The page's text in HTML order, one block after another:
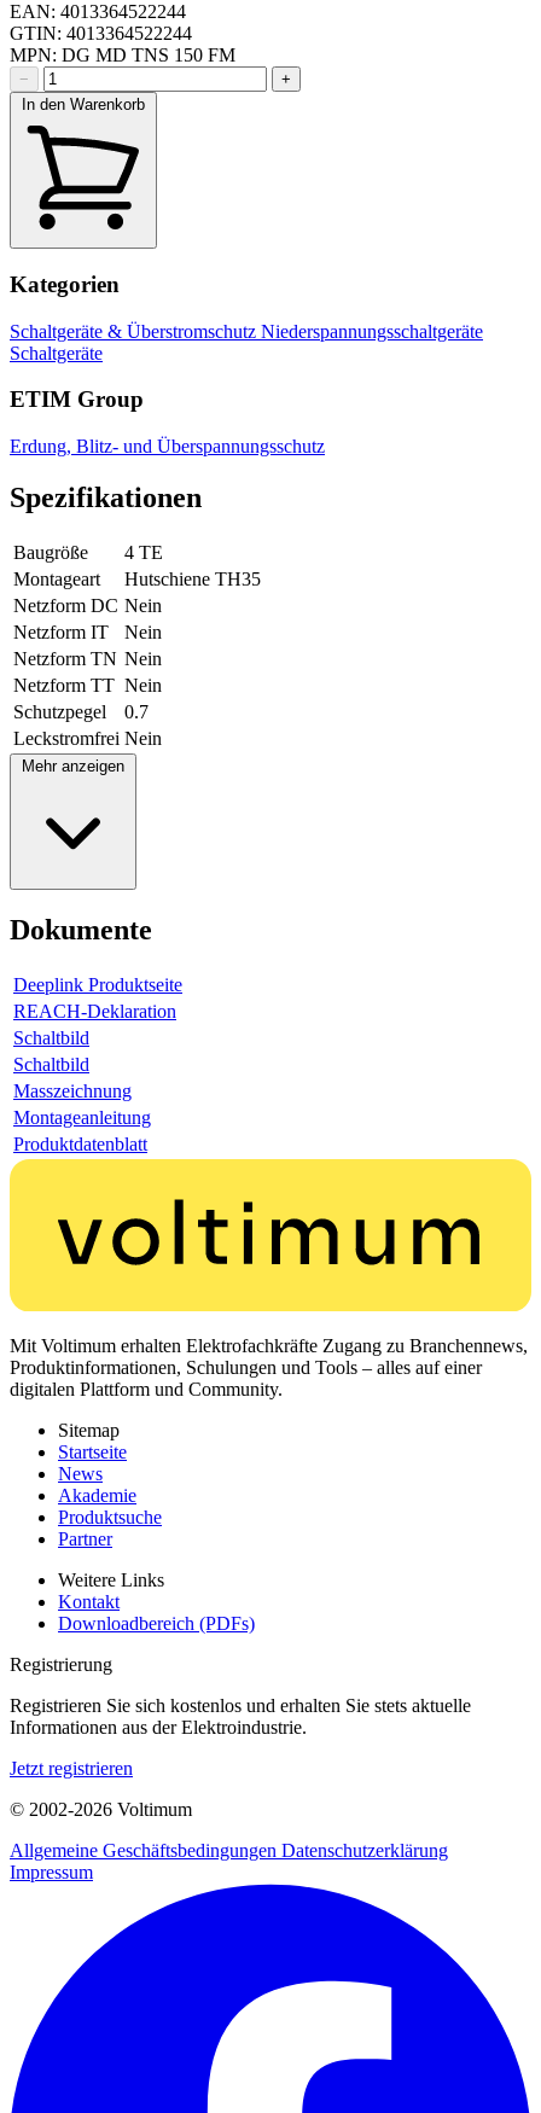
EAN: 4013364522244
GTIN: 4013364522244
MPN: DG MD TNS 150 FM
−
+
In den Warenkorb
Kategorien
Schaltgeräte & Überstromschutz Niederspannungsschaltgeräte
Schaltgeräte
ETIM Group
Erdung, Blitz- und Überspannungsschutz
Spezifikationen
Baugröße
4 TE
Montageart
Hutschiene TH35
Netzform DC Nein
Netzform IT
Nein
Netzform TN Nein
Netzform TT Nein
Schutzpegel
0.7
Leckstromfrei Nein
Mehr anzeigen
Dokumente
Deeplink Produktseite
REACH-Deklaration
Schaltbild
Schaltbild
Masszeichnung
Montageanleitung
Produktdatenblatt
Mit Voltimum erhalten Elektrofachkräfte Zugang zu Branchennews,
Produktinformationen, Schulungen und Tools – alles auf einer
digitalen Plattform und Community.
Sitemap
Startseite
News
Akademie
Produktsuche
Partner
Weitere Links
Kontakt
Downloadbereich (PDFs)
Registrierung
Registrieren Sie sich kostenlos und erhalten Sie stets aktuelle
Informationen aus der Elektroindustrie.
Jetzt registrieren
© 2002-2026 Voltimum
Allgemeine Geschäftsbedingungen Datenschutzerklärung
Impressum